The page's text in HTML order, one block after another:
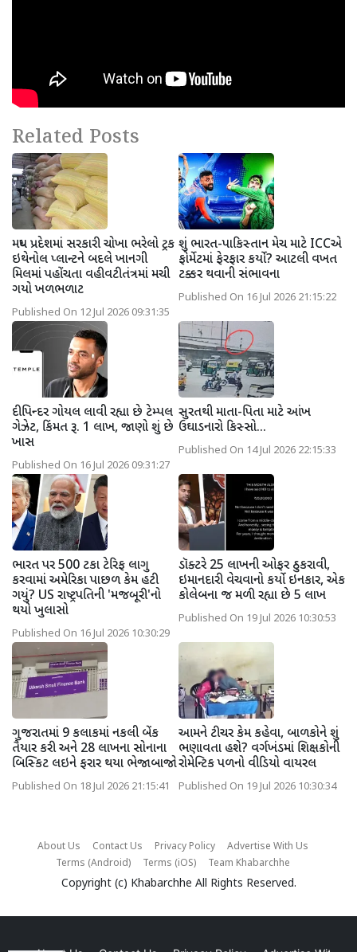
Related Posts
મધ્ય પ્રદેશમાં સરકારી ચોખા ભરેલો ટ્રક
ઇથેનોલ પ્લાન્ટને બદલે ખાનગી
મિલમાં પહોંચતા વહીવટીતંત્રમાં મચી
ગયો ખળભળાટ
Published On 12 Jul 2026 09:31:35
શું ભારત-પાકિસ્તાન મેચ માટે ICCએ
ફોર્મેટમાં ફેરફાર કર્યો? આટલી વખત
ટક્કર થવાની સંભાવના
Published On 16 Jul 2026 21:15:22
દીપિન્દર ગોયલ લાવી રહ્યા છે ટેમ્પલ
ગેઝેટ, કિંમત રૂ. 1 લાખ, જાણો શું છે
ખાસ
Published On 16 Jul 2026 09:31:27
સુરતથી માતા-પિતા માટે આંખ
ઉઘાડનારો કિસ્સો...
Published On 14 Jul 2026 22:15:33
ભારત પર 500 ટકા ટેરિફ લાગુ
કરવામાં અમેરિકા પાછળ કેમ હટી
ગયું? US રાષ્ટ્રપતિની 'મજબૂરી'નો
થયો ખુલાસો
Published On 16 Jul 2026 10:30:29
ડૉક્ટરે 25 લાખની ઓફર ઠુકરાવી,
ઇમાનદારી વેચવાનો કર્યો ઇનકાર, એક
કોલેબના જ મળી રહ્યા છે 5 લાખ
Published On 19 Jul 2026 10:30:53
ગુજરાતમાં 9 કલાકમાં નકલી બેંક
તૈયાર કરી અને 28 લાખના સોનાના
બિસ્કિટ લઇને ફરાર થયા ભેજાબાજો
Published On 18 Jul 2026 21:15:41
આમને ટીચર કેમ કહેવા, બાળકોને શું
ભણાવતા હશે? વર્ગખંડમાં શિક્ષકોની
રોમેન્ટિક પળનો વીડિયો વાયરલ
Published On 19 Jul 2026 10:30:34
About Us Contact Us Privacy Policy
Advertise With Us
Terms (Android)
Terms (iOS) Team Khabarchhe
Copyright (c) Khabarchhe All Rights Reserved.